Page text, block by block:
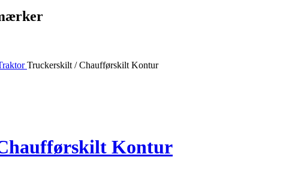
Truckerskilt / Chaufførskilt Kontur
Kontur